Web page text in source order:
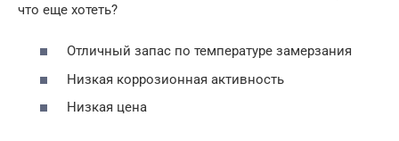
что еще хотеть?
Отличный запас по температуре замерзания
Низкая коррозионная активность
Низкая цена